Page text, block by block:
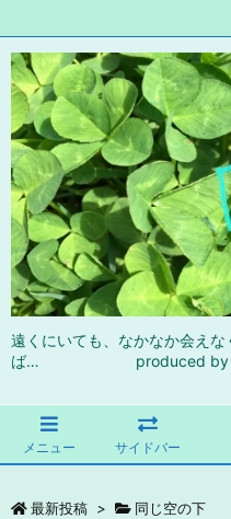
遠くにいても、なかなか会え
ば… produced by
メニュー サイドバー
最新投稿 > 同じ空の下